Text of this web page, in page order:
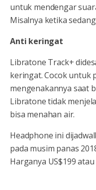
untuk mendengar
Misalnya ketika
Anti keringat
Libratone Track+
keringat. Cocok untuk
mengenakannya saat
Libratone tidak
bisa menahan air.
Headphone ini
pada musim panas
Harganya US$199